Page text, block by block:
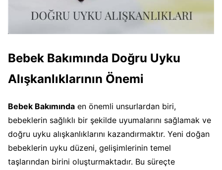
Bebek Bakımında Doğru Uyku
Alışkanlıklarının Önemi
Bebek Bakımında en önemli unsurlardan biri,
bebeklerin sağlıklı bir şekilde uyumalarını sağlamak ve
doğru uyku alışkanlıklarını kazandırmaktır. Yeni doğan
bebeklerin uyku düzeni, gelişimlerinin temel
taşlarından birini oluşturmaktadır. Bu süreçte